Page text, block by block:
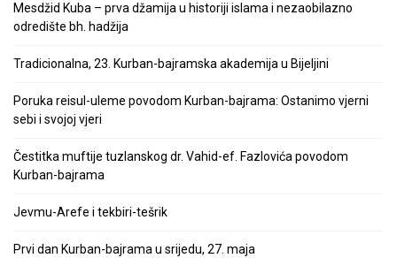
Mesdžid Kuba – prva džamija u historiji islama i nezaobilazno
odredište bh. hadžija
Tradicionalna, 23. Kurban-bajramska akademija u Bijeljini
Poruka reisul-uleme povodom Kurban-bajrama: Ostanimo vjerni
sebi i svojoj vjeri
Čestitka muftije tuzlanskog dr. Vahid-ef. Fazlovića povodom
Kurban-bajrama
Jevmu-Arefe i tekbiri-tešrik
Prvi dan Kurban-bajrama u srijedu, 27. maja